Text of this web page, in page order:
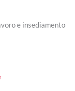
e insediamento